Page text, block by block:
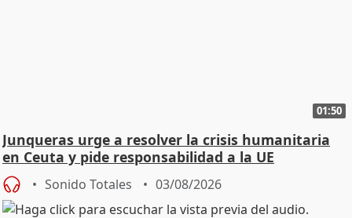
01:50
Junqueras urge a resolver la crisis humanitaria
en Ceuta y pide responsabilidad a la UE
Sonido Totales 03/08/2026